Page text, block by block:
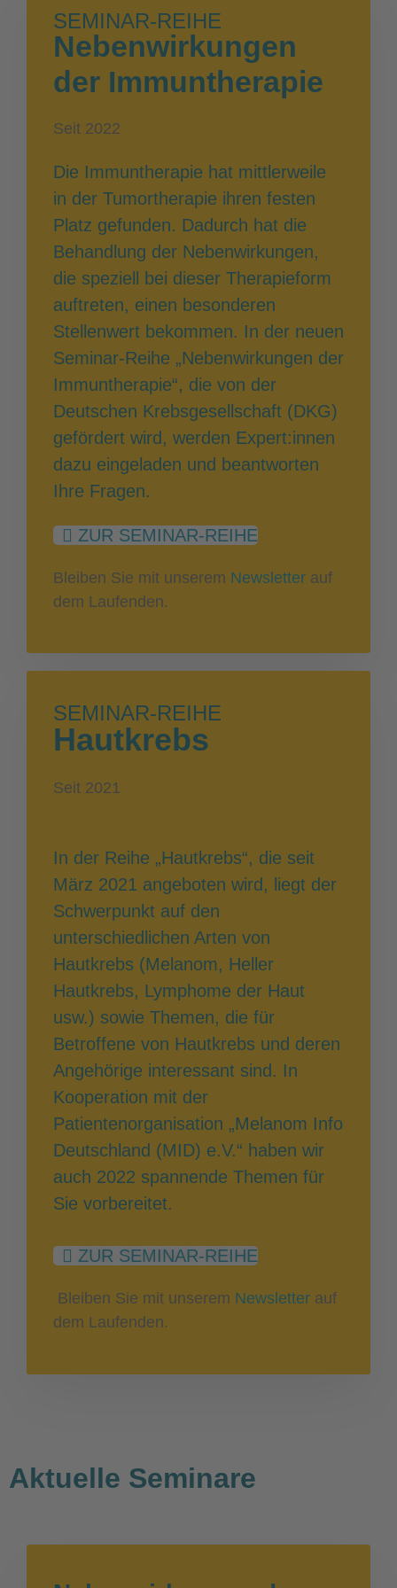
SEMINAR-REIHE
Nebenwirkungen
der Immuntherapie
Seit 2022
Die Immuntherapie hat mittlerweile
in der Tumortherapie ihren festen
Platz gefunden. Dadurch hat die
Behandlung der Nebenwirkungen,
die speziell bei dieser Therapieform
auftreten, einen besonderen
Stellenwert bekommen. In der neuen
Seminar-Reihe „Nebenwirkungen der
Immuntherapie“, die von der
Deutschen Krebsgesellschaft (DKG)
gefördert wird, werden Expert:innen
dazu eingeladen und beantworten
Ihre Fragen.
ZUR SEMINAR-REIHE
Bleiben Sie mit unserem Newsletter auf
dem Laufenden.
SEMINAR-REIHE
Hautkrebs
Seit 2021
In der Reihe „Hautkrebs“, die seit
März 2021 angeboten wird, liegt der
Schwerpunkt auf den
unterschiedlichen Arten von
Hautkrebs (Melanom, Heller
Hautkrebs, Lymphome der Haut
usw.) sowie Themen, die für
Betroffene von Hautkrebs und deren
Angehörige interessant sind. In
Kooperation mit der
Patientenorganisation „Melanom Info
Deutschland (MID) e.V.“ haben wir
auch 2022 spannende Themen für
Sie vorbereitet.
ZUR SEMINAR-REIHE
Bleiben Sie mit unserem Newsletter auf
dem Laufenden.
Aktuelle Seminare